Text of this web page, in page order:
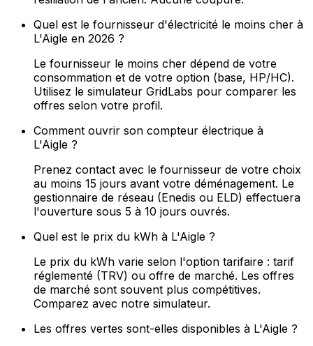
Quel est le fournisseur d'électricité le moins cher à
L'Aigle en 2026 ?
Le fournisseur le moins cher dépend de votre
consommation et de votre option (base, HP/HC).
Utilisez le simulateur GridLabs pour comparer les
offres selon votre profil.
Comment ouvrir son compteur électrique à
L'Aigle ?
Prenez contact avec le fournisseur de votre choix
au moins 15 jours avant votre déménagement. Le
gestionnaire de réseau (Enedis ou ELD) effectuera
l'ouverture sous 5 à 10 jours ouvrés.
Quel est le prix du kWh à L'Aigle ?
Le prix du kWh varie selon l'option tarifaire : tarif
réglementé (TRV) ou offre de marché. Les offres
de marché sont souvent plus compétitives.
Comparez avec notre simulateur.
Les offres vertes sont-elles disponibles à L'Aigle ?